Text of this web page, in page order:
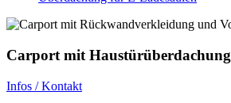
Carport mit Haustürüberdachung
Infos / Kontakt